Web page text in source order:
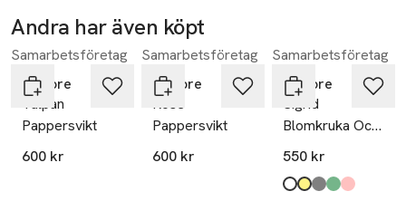
Andra har även köpt
Hoppa över bildspelet
Samarbetsföretag
In Flore
Tulpan
Pappersvikt
600 kr
Samarbetsföretag
In Flore
Rose
Pappersvikt
600 kr
Samarbetsföretag
In Flore
Sigrid
Blomkruka Och
Fat
550 kr
Produkten finns i
vit,
gul,
Grå,
grön,
rosa,